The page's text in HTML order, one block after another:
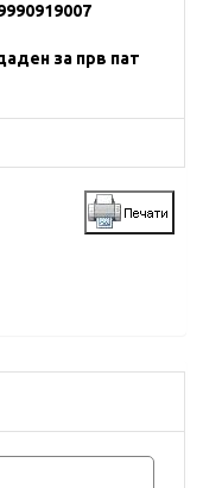
за прв пат